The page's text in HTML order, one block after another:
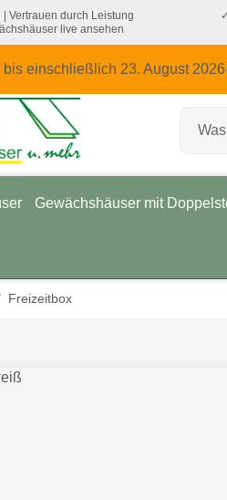
| Vertrauen durch Leistung
live ansehen
bis einschließlich 23. August
Gewächshäuser mit
Freizeitbox